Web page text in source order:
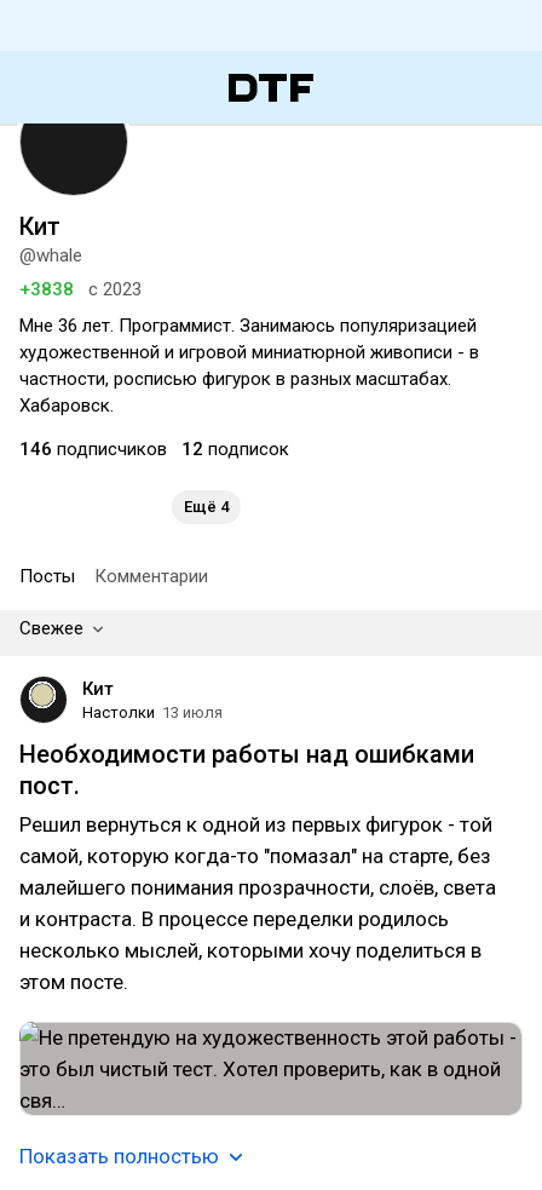
Кит
@whale
+3838
с 2023
Мне 36 лет. Программист. Занимаюсь популяризацией
художественной и игровой миниатюрной живописи - в
частности, росписью фигурок в разных масштабах.
Хабаровск.
146 подписчиков 12 подписок
Ещё 4
Посты Комментарии
Свежее
Кит
Настолки 13 июля
Необходимости работы над ошибками
пост.
Решил вернуться к одной из первых фигурок - той
самой, которую когда-то "помазал" на старте, без
малейшего понимания прозрачности, слоёв, света
и контраста. В процессе переделки родилось
несколько мыслей, которыми хочу поделиться в
этом посте.
Показать полностью